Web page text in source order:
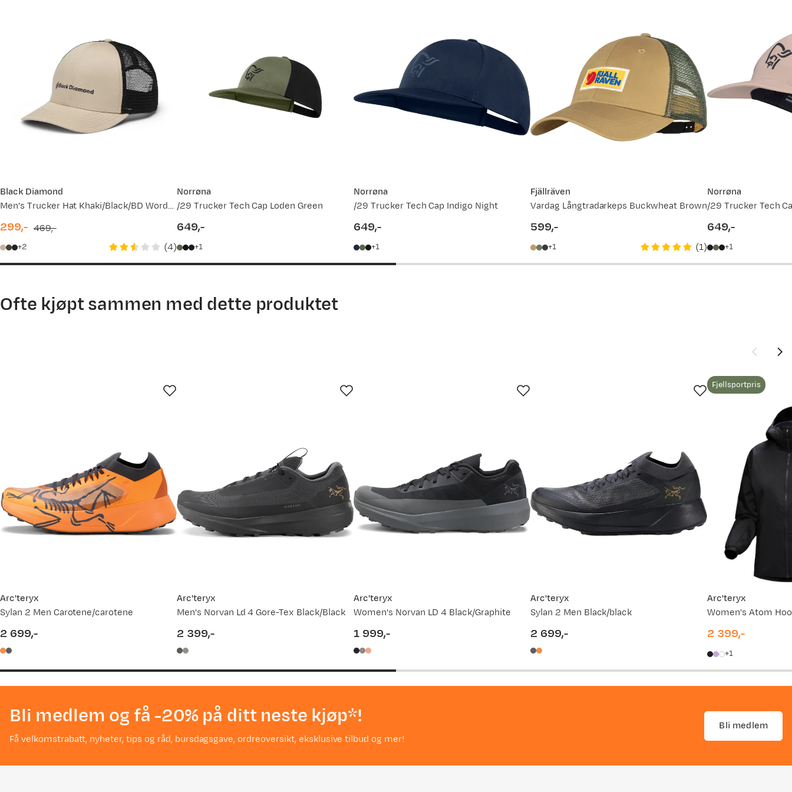
NA
Black/Graphite
Black Diamond
Men's Trucker Hat Khaki/Black/BD Wordmark
price
299,-
price
469,-
2 (4)
Norrøna
/29 Trucker Tech Cap Loden Green
649,-
1
Norrøna
/29 Trucker Tech Cap Indigo Night
649,-
1
Fjällräven
Vardag Långtradarkeps Buckwheat Brown
599,-
1 (1)
Norrøna
/29 Trucker Tech
649,-
1
Ofte kjøpt sammen med dette produktet
Arc'teryx
Sylan 2 Men Carotene/carotene
price
2 699,-
Arc'teryx
Men's Norvan Ld 4 Gore-Tex Black/Black
price
2 399,-
Arc'teryx
Women's Norvan LD 4 Black/Graphite
price
1 999,-
Arc'teryx
Sylan 2 Men Black/black
price
2 699,-
Arc'teryx
Women's Atom
Fjellsportpris
2 399,-
1
Bli medlem og få -20% på ditt neste kjøp*!
Få velkomstrabatt, nyheter, tips og råd, bursdagsgave, ordreoversikt, eksklusive tilbud og mer!
Bli medlem